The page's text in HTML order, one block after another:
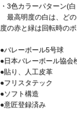
・3色カラーパターン(
最高明度の白は、ど
度の赤と緑は回転時の
●バレーボール5号球
●日本バレーボール協会
●貼り、人工皮革
●フリスタテック
●ソフト構造
●意匠登録済み